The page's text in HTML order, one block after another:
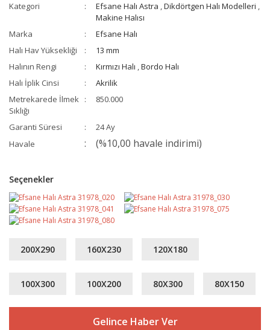
Kategori
Efsane Halı Astra ,Dikdörtgen Halı Modelleri ,
Makine Halısı
Marka
Efsane Halı
Halı Hav Yüksekliği
13 mm
Halının Rengi
Kırmızı Halı ,Bordo Halı
Halı İplik Cinsi
Akrilik
Metrekarede İlmek
Sıklığı
850.000
Garanti Süresi
24 Ay
Havale
(%10,00 havale indirimi)
Seçenekler
200X290 160X230 120X180
100X300 100X200 80X300 80X150
Gelince Haber Ver